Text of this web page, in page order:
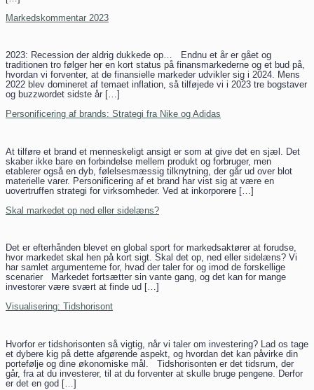
Markedskommentar 2023
2023: Recession der aldrig dukkede op… Endnu et år er gået og
traditionen tro følger her en kort status på finansmarkederne og et bud på,
hvordan vi forventer, at de finansielle markeder udvikler sig i 2024. Mens
2022 blev domineret af temaet inflation, så tilføjede vi i 2023 tre bogstaver
og buzzwordet sidste år […]
Personificering af brands: Strategi fra Nike og Adidas
At tilføre et brand et menneskeligt ansigt er som at give det en sjæl. Det
skaber ikke bare en forbindelse mellem produkt og forbruger, men
etablerer også en dyb, følelsesmæssig tilknytning, der går ud over blot
materielle varer. Personificering af et brand har vist sig at være en
uovertruffen strategi for virksomheder. Ved at inkorporere […]
Skal markedet op ned eller sidelæns?
Det er efterhånden blevet en global sport for markedsaktører at forudse,
hvor markedet skal hen på kort sigt. Skal det op, ned eller sidelæns? Vi
har samlet argumenterne for, hvad der taler for og imod de forskellige
scenarier Markedet fortsætter sin vante gang, og det kan for mange
investorer være svært at finde ud […]
Visualisering: Tidshorisont
Hvorfor er tidshorisonten så vigtig, når vi taler om investering? Lad os tage
et dybere kig på dette afgørende aspekt, og hvordan det kan påvirke din
portefølje og dine økonomiske mål. Tidshorisonten er det tidsrum, der
går, fra at du investerer, til at du forventer at skulle bruge pengene. Derfor
er det en god […]